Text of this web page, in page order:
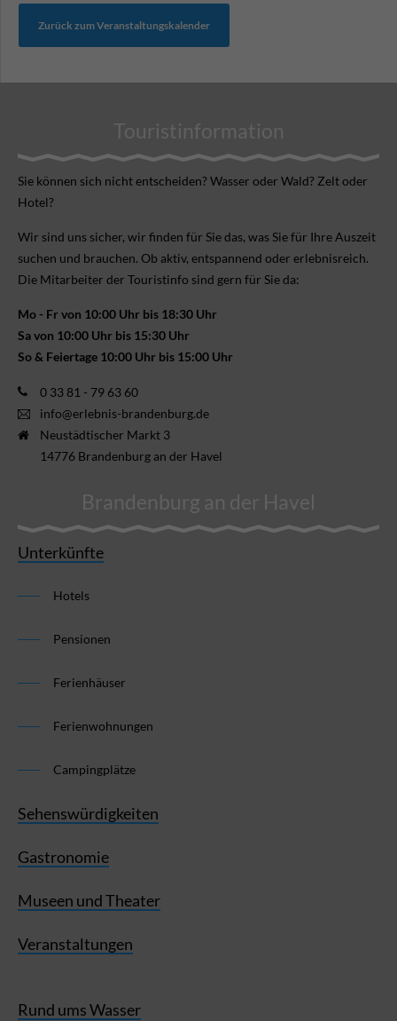
Zurück zum Veranstaltungskalender
Touristinformation
Sie können sich nicht ent­scheiden? Wasser oder Wald? Zelt oder
Hotel?
Wir sind uns sicher, wir finden für Sie das, was Sie für Ihre Aus­zeit
suchen und brauchen. Ob aktiv, ent­spannend oder erlebnis­reich.
Die Mitarbeiter der Touristinfo sind gern für Sie da:
Mo - Fr von 10:00 Uhr bis 18:30 Uhr
Sa von 10:00 Uhr bis 15:30 Uhr
So & Feiertage 10:00 Uhr bis 15:00 Uhr
0 33 81 - 79 63 60
info@erlebnis-brandenburg.de
Neustädtischer Markt 3
14776 Brandenburg an der Havel
Brandenburg an der Havel
Unterkünfte
Hotels
Pensionen
Ferienhäuser
Ferienwohnungen
Campingplätze
Sehenswürdigkeiten
Gastronomie
Museen und Theater
Veranstaltungen
Rund ums Wasser